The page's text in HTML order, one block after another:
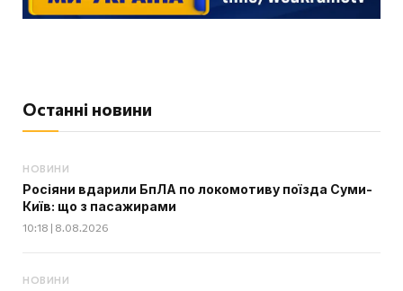
Останні новини
НОВИНИ
Росіяни вдарили БпЛА по локомотиву поїзда Суми-
Київ: що з пасажирами
10:18 | 8.08.2026
НОВИНИ